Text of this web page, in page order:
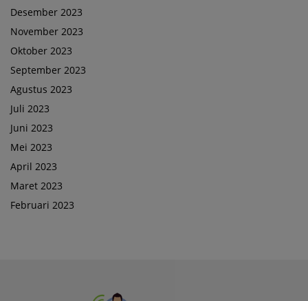
Desember 2023
November 2023
Oktober 2023
September 2023
Agustus 2023
Juli 2023
Juni 2023
Mei 2023
April 2023
Maret 2023
Februari 2023